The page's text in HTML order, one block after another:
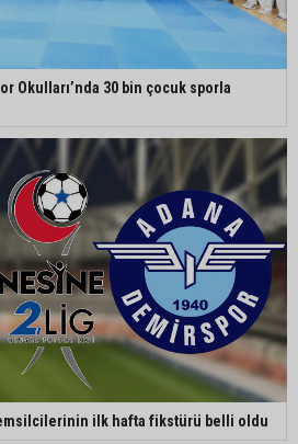
polis memuru Ergün Karakaya’nın
silahlı kavganın görüntüleri ortaya
hijyen ve etiket kontrolü
Özkan: "Yüreğir Belediye Başkan
seçimine ilişkin hukuki süreç başlatıldı"
Okulları’nda 30 bin çocuk sporla
ilk hafta fikstürü belli oldu